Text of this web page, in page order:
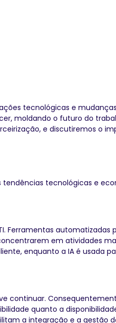
tecnológicas e
moldando o futuro do
e discutiremos o
tecnológicas e
Ferramentas automatizadas
em atividades
enquanto a IA é usada
continuar.
quanto a
a integração e a gestão